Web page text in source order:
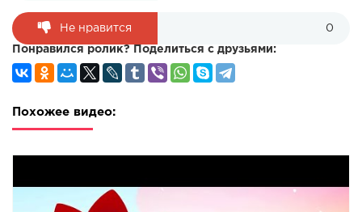
Не нравится 0
Понравился ролик? Поделиться с друзьями:
Похожее видео: